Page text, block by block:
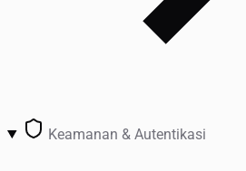
Keamanan & Autentikasi